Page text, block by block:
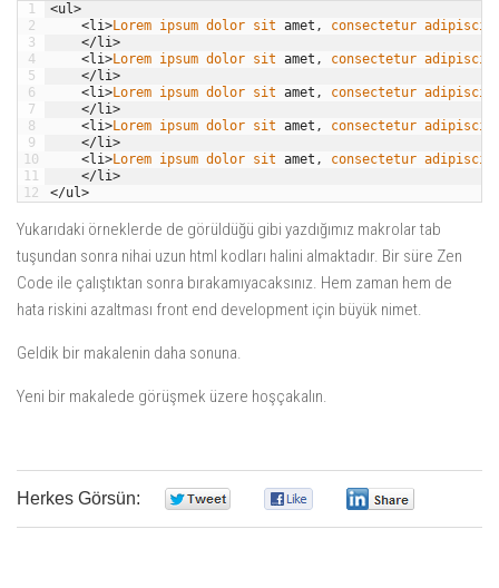
1
2
3
4
5
6
7
8
9
10
11
12
<ul>
<li>Lorem ipsum dolor sit amet , consectetur
</li>
<li>Lorem ipsum dolor sit amet , consectetur
</li>
<li>Lorem ipsum dolor sit amet , consectetur
</li>
<li>Lorem ipsum dolor sit amet , consectetur
</li>
<li>Lorem ipsum dolor sit amet , consectetur
</li>
</ul>
Yukarıdaki örneklerde de görüldüğü gibi yazdığımız makrolar tab
tuşundan sonra nihai uzun html kodları halini almaktadır. Bir süre Zen
Code ile çalıştıktan sonra bırakamıyacaksınız. Hem zaman hem de
hata riskini azaltması front end development için büyük nimet.
Geldik bir makalenin daha sonuna.
Yeni bir makalede görüşmek üzere hoşçakalın.
Herkes Görsün: